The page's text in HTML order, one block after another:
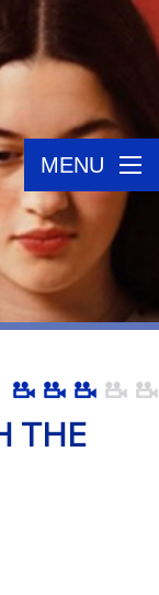
MENU
THE